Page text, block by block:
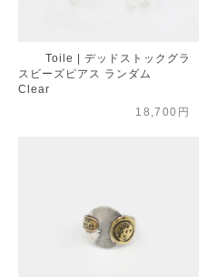
Toile | デッドストックグラ
スビーズピアス ランダム
Clear
18,700円